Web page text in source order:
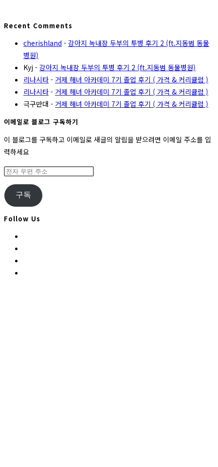
Recent Comments
cherishland - 강아지 녹내장 두부의 투병 후기 2 (ft.지동범 동물
병원)
Kyj - 강아지 녹내장 두부의 투병 후기 2 (ft.지동범 동물병원)
리나시타 - 거제 해녀 아카데미 7기 졸업 후기 ( 가격 & 커리큘럼 )
리나시타 - 거제 해녀 아카데미 7기 졸업 후기 ( 가격 & 커리큘럼 )
극구반대 - 거제 해녀 아카데미 7기 졸업 후기 ( 가격 & 커리큘럼 )
이메일로 블로그 구독하기
이 블로그를 구독하고 이메일로 새글의 알림을 받으려면 이메일 주소를 입
력하세요
전
우
편
주
구독
Follow Us